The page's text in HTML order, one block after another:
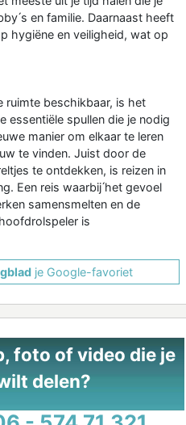
́s en familie. Daarnaast heeft
hygiëne en veiligheid, wat op
ruimte beschikbaar, is het
essentiële spullen die je nodig
manier om elkaar te leren
te vinden. Juist door de
te ontdekken, is reizen in
Een reis waarbij ́het gevoel
samensmelten en de
is
je Google-favoriet
foto of video die je
delen?